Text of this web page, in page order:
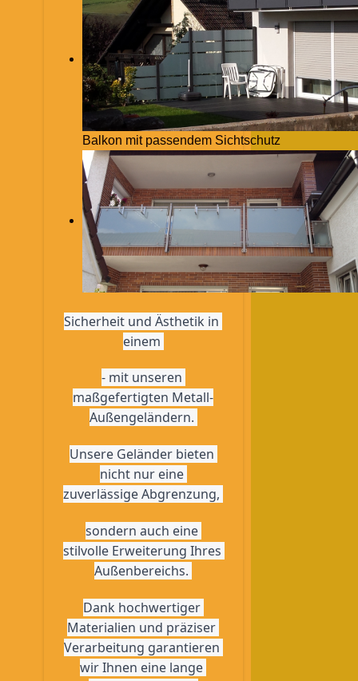
Balkon mit passendem Sichtschutz
Sicherheit und Ästhetik in
einem
- mit unseren
maßgefertigten Metall-
Außengeländern.
Unsere Geländer bieten
nicht nur eine
zuverlässige Abgrenzung,
sondern auch eine
stilvolle Erweiterung Ihres
Außenbereichs.
Dank hochwertiger
Materialien und präziser
Verarbeitung garantieren
wir Ihnen eine lange